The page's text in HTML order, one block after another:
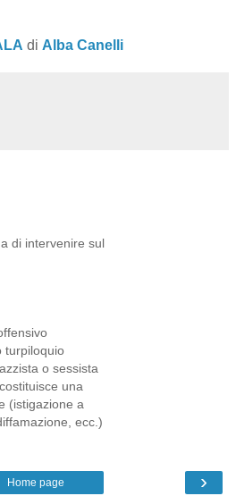
di Alba Canelli
di intervenire sul
turpiloquio
o sessista
una
(istigazione a
ecc.)
›
Home page